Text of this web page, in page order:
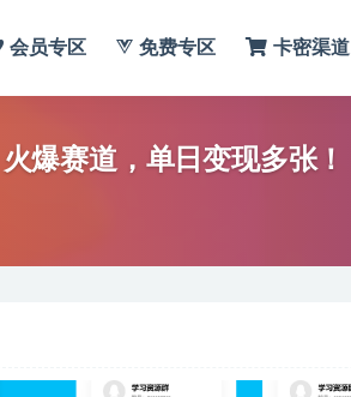
会员专区 免费专区 卡密渠道
爆赛道，单日变现多张！